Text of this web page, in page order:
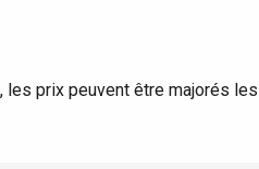
prix peuvent être majorés